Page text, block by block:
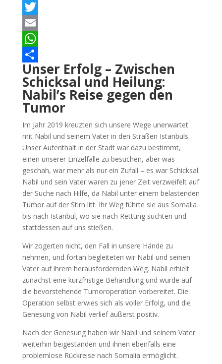
Facebook
Twitter
Email
WhatsApp
Teilen
Unser Erfolg – Zwischen
Schicksal und Heilung:
Nabil’s Reise gegen den
Tumor
Im Jahr 2019 kreuzten sich unsere Wege unerwartet
mit Nabil und seinem Vater in den Straßen Istanbuls.
Unser Aufenthalt in der Stadt war dazu bestimmt,
einen unserer Einzelfälle zu besuchen, aber was
geschah, war mehr als nur ein Zufall – es war Schicksal.
Nabil und sein Vater waren zu jener Zeit verzweifelt auf
der Suche nach Hilfe, da Nabil unter einem belastenden
Tumor auf der Stirn litt. Ihr Weg führte sie aus Somalia
bis nach Istanbul, wo sie nach Rettung suchten und
stattdessen auf uns stießen.
Wir zögerten nicht, den Fall in unsere Hände zu
nehmen, und fortan begleiteten wir Nabil und seinen
Vater auf ihrem herausfordernden Weg. Nabil erhielt
zunächst eine kurzfristige Behandlung und wurde auf
die bevorstehende Tumoroperation vorbereitet. Die
Operation selbst erwies sich als voller Erfolg, und die
Genesung von Nabil verlief äußerst positiv.
Nach der Genesung haben wir Nabil und seinem Vater
weiterhin beigestanden und ihnen ebenfalls eine
problemlose Rückreise nach Somalia ermöglicht.